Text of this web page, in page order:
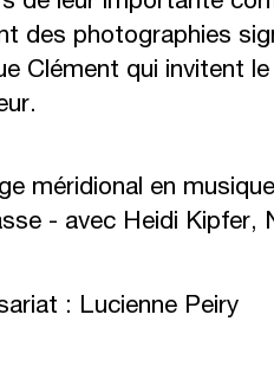
des photographies
Clément qui invitent
méridional en
- avec Heidi Kipfer,
: Lucienne Peiry